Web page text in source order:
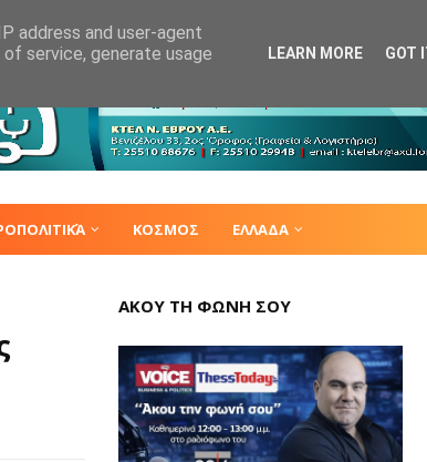
ΚΟΣΜΟΣ ΕΛΛΑΔΑ
ΑΚΟΥ ΤΗ ΦΩΝΗ ΣΟΥ
address and user-agent
service, generate usage
LEARN MORE GOT